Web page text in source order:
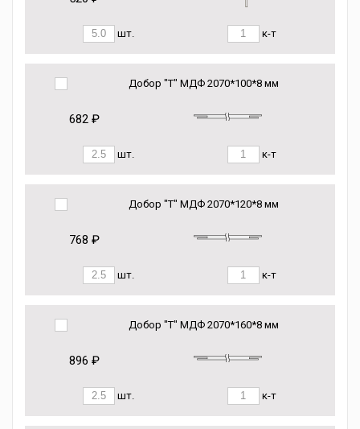
шт. к-т
Добор "Т" МДФ 2070*100*8 мм
682 ₽
шт. к-т
Добор "Т" МДФ 2070*120*8 мм
768 ₽
шт. к-т
Добор "Т" МДФ 2070*160*8 мм
896 ₽
шт. к-т